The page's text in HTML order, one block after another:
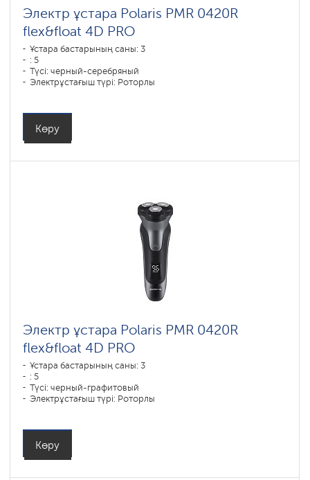
Электр ұстара Polaris PMR 0420R
flex&float 4D PRO
Ұстара бастарының саны: 3
: 5
Түсі: черный-серебряный
Электрұстағыш түрі: Роторлы
Батареяны зарядтау уақыты: 1,5
Көру
Электр ұстара Polaris PMR 0420R
flex&float 4D PRO
Ұстара бастарының саны: 3
: 5
Түсі: черный-графитовый
Электрұстағыш түрі: Роторлы
Батареяны зарядтау уақыты: 1,5
Көру